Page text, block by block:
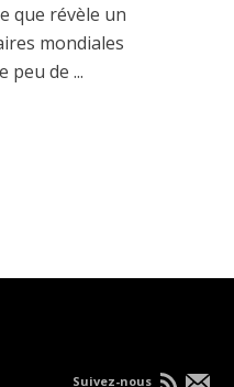
que révèle un
mondiales
peu de ...
Suivez-nous